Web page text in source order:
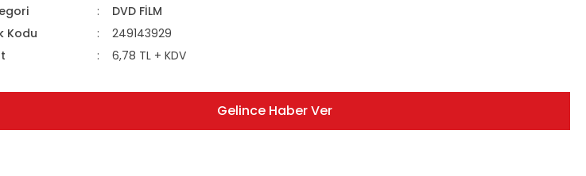
DVD FİLM
Kodu
249143929
6,78 TL + KDV
Gelince Haber Ver